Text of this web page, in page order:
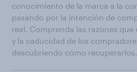
conocimiento de la marca a la
pasando por la intención de
real. Comprenda las razones que
y la caducidad de los
descubriendo cómo recuperarlos.